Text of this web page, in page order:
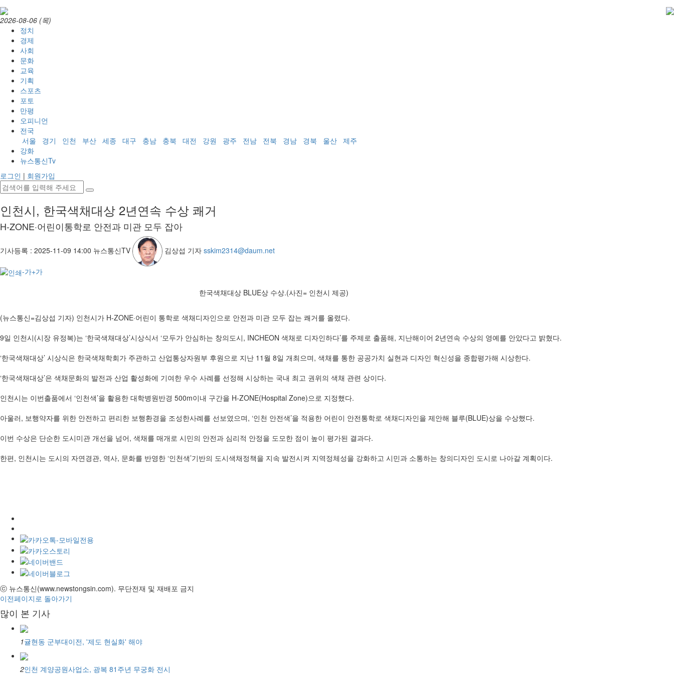
2026-08-06 (목)
정치
경제
사회
문화
교육
기획
스포츠
포토
만평
오피니언
전국
서울
경기 인천 부산 세종 대구 충남 충북 대전 강원 광주 전남 전북 경남 경북 울산 제주
강화
뉴스통신Tv
로그인 | 회원가입
인천시, 한국색채대상 2년연속 수상 쾌거
H-ZONE·어린이통학로 안전과 미관 모두 잡아
기사등록 : 2025-11-09 14:00 뉴스통신TV 김상섭 기자 sskim2314@daum.net
-가+가
한국색채대상 BLUE상 수상.(사진= 인천시 제공)
(뉴스통신=김상섭 기자) 인천시가 H-ZONE·어린이 통학로 색채디자인으로 안전과 미관 모두 잡는 쾌거를 올렸다.
9일 인천시(시장 유정복)는 ‘한국색채대상’시상식서 ‘모두가 안심하는 창의도시, INCHEON 색채로 디자인하다’를 주제로 출품해, 지난해이어 2년연속 수상의 영예를 안았다고 밝혔다.
‘한국색채대상’ 시상식은 한국색채학회가 주관하고 산업통상자원부 후원으로 지난 11월 8일 개최으며, 색채를 통한 공공가치 실현과 디자인 혁신성을 종합평가해 시상한다.
‘한국색채대상’은 색채문화의 발전과 산업 활성화에 기여한 우수 사례를 선정해 시상하는 국내 최고 권위의 색채 관련 상이다.
인천시는 이번출품에서 ‘인천색’을 활용한 대학병원반경 500m이내 구간을 H-ZONE(Hospital Zone)으로 지정했다.
아울러, 보행약자를 위한 안전하고 편리한 보행환경을 조성한사례를 선보였으며, ‘인천 안전색’을 적용한 어린이 안전통학로 색채디자인을 제안해 블루(BLUE)상을 수상했다.
이번 수상은 단순한 도시미관 개선을 넘어, 색채를 매개로 시민의 안전과 심리적 안정을 도모한 점이 높이 평가된 결과다.
한편, 인천시는 도시의 자연경관, 역사, 문화를 반영한 ‘인천색’기반의 도시색채정책을 지속 발전시켜 지역정체성을 강화하고 시민과 소통하는 창의디자인 도시로 나아갈 계획이다.
ⓒ 뉴스통신(www.newstongsin.com). 무단전재 및 재배포 금지
이전페이지로 돌아가기
많이 본 기사
1귤현동 군부대이전, '제도 현실화' 해야
2인천 계양공원사업소, 광복 81주년 무궁화 전시